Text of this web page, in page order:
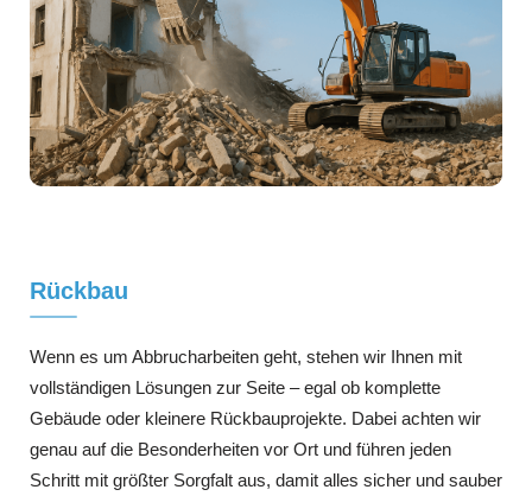
Rückbau
Wenn es um Abbrucharbeiten geht, stehen wir Ihnen mit
vollständigen Lösungen zur Seite – egal ob komplette
Gebäude oder kleinere Rückbauprojekte. Dabei achten wir
genau auf die Besonderheiten vor Ort und führen jeden
Schritt mit größter Sorgfalt aus, damit alles sicher und sauber